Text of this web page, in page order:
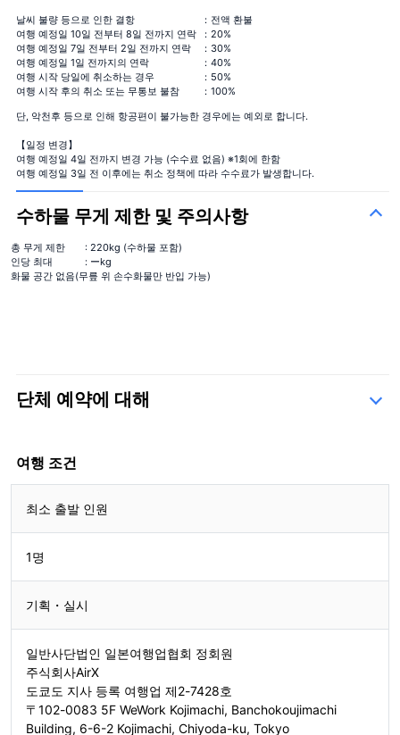
날씨 불량 등으로 인한 결항
：전액 환불
여행 예정일 10일 전부터 8일 전까지 연락
：20%
여행 예정일 7일 전부터 2일 전까지 연락
：30%
여행 예정일 1일 전까지의 연락
：40%
여행 시작 당일에 취소하는 경우
：50%
여행 시작 후의 취소 또는 무통보 불참
：100%
단, 악천후 등으로 인해 항공편이 불가능한 경우에는 예외로 합니다.
【일정 변경】
여행 예정일 4일 전까지 변경 가능 (수수료 없음) ※1회에 한함
여행 예정일 3일 전 이후에는 취소 정책에 따라 수수료가 발생합니다.
수하물 무게 제한 및 주의사항
총 무게 제한
: 220kg (수하물 포함)
인당 최대
: ーkg
화물 공간 없음(무릎 위 손수화물만 반입 가능)
단체 예약에 대해
여행 조건
최소 출발 인원
1명
기획・실시
일반사단법인 일본여행업협회 정회원
주식회사AirX
도쿄도 지사 등록 여행업 제2-7428호
〒102-0083 5F WeWork Kojimachi, Banchokoujimachi
Building, 6-6-2 Kojimachi, Chiyoda-ku, Tokyo